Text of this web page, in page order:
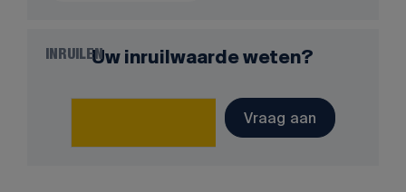
INRUILENUw inruilwaarde weten?
Vraag aan